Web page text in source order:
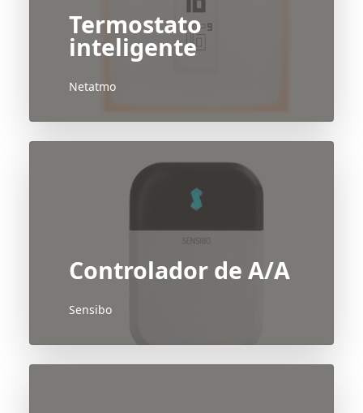
Termostato
inteligente
Netatmo
Controlador de A/A
Sensibo